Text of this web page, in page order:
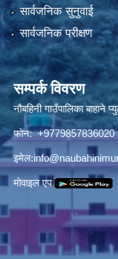
सार्वजनिक सुनुवाई
सार्वजनिक परीक्षण
सम्पर्क विवरण
नौबहिनी गाउँपालिका बाहाने
फोन: +9779857836020
इमेल:
माेवाइल एप